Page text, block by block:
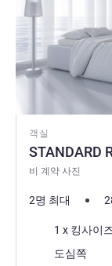
객실
STANDARD
비 계약 사진
2명 최대
1 x 킹사이
도심쪽